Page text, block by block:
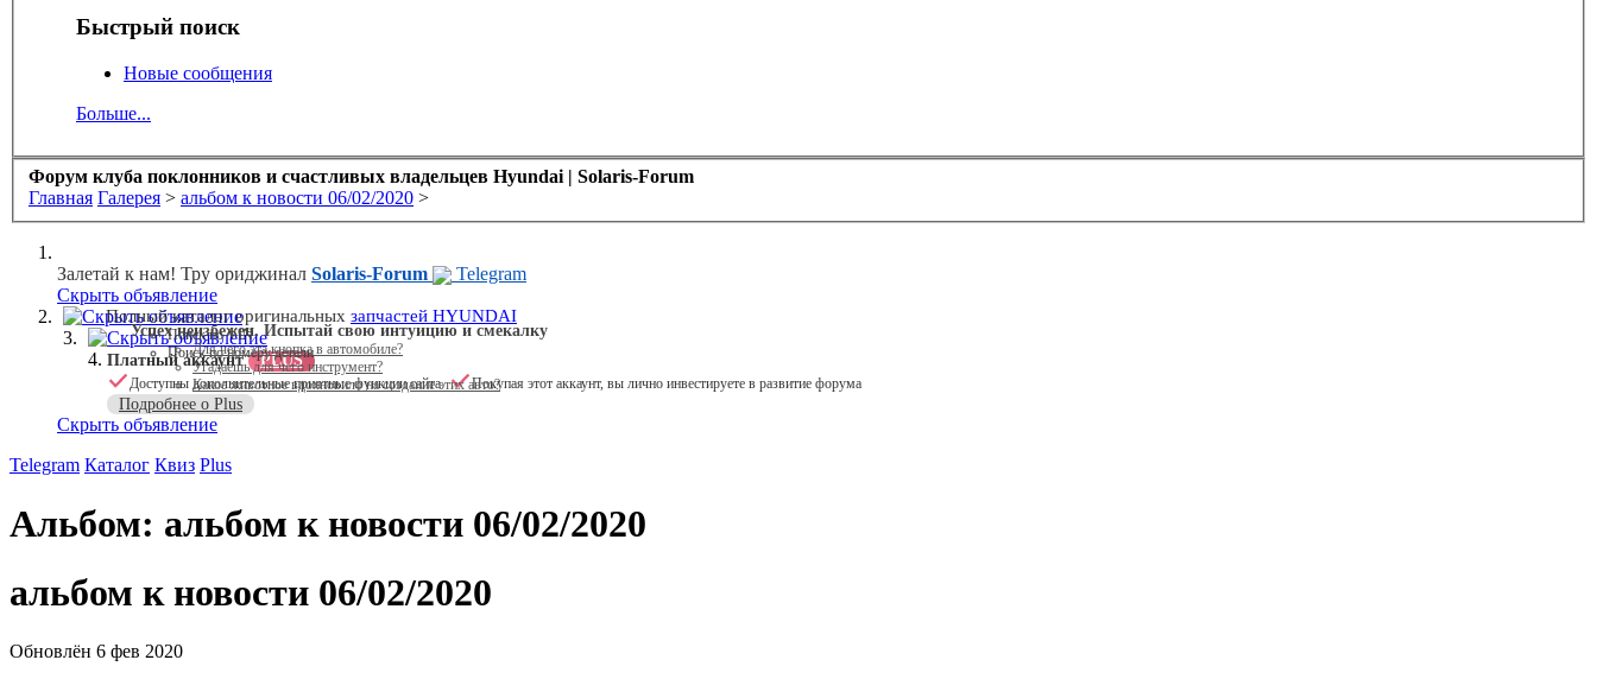
Быстрый поиск
Новые сообщения
Больше...
Форум клуба поклонников и счастливых владельцев Hyundai | Solaris-Forum
Главная Галерея > альбом к новости 06/02/2020 >
Залетай к нам! Тру ориджинал Solaris-Forum
Telegram
Скрыть объявление
Полный каталог оригинальных запчастей HYUNDAI
Поиск по VIN
Поиск по номеру детали
Скрыть объявление
Успех неизбежен. Испытай свою интуицию и смекалку
Для чего эта кнопка в автомобиле?
Угадаешь для чего инструмент?
Какое животное вдохновило на создание этих авто?
Скрыть объявление
Платный аккаунт PLUS
Доступны дополнительные приятные функции сайта Покупая этот аккаунт, вы лично инвестируете в развитие форума
Подробнее о Plus
Скрыть объявление
Telegram Каталог Квиз Plus
Альбом: альбом к новости 06/02/2020
альбом к новости 06/02/2020
Обновлён 6 фев 2020